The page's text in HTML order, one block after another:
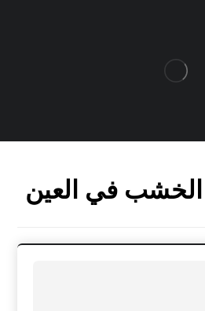
الخشب في العين